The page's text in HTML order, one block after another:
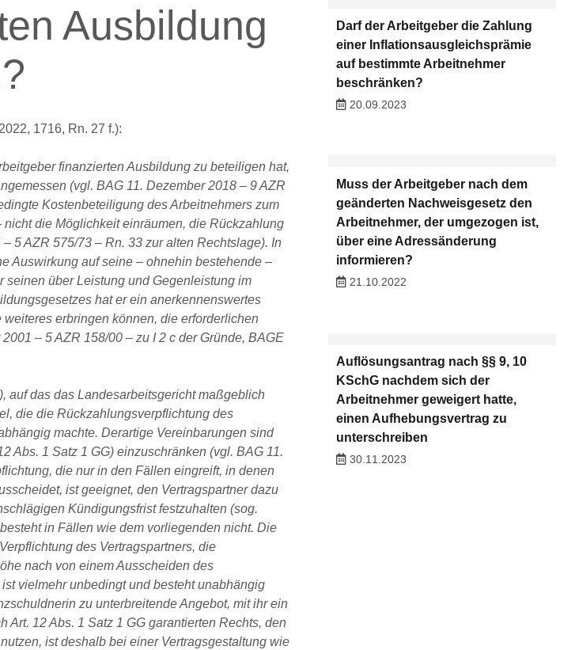
Ausbildung
1716, Rn. 27 f.):
finanzierten Ausbildung zu beteiligen hat,
(vgl. BAG 11. Dezember 2018 – 9 AZR
Kostenbeteiligung des Arbeitnehmers zum
die Möglichkeit einräumen, die Rückzahlung
5 AZR 575/73 – Rn. 33 zur alten Rechtslage). In
Auswirkung auf seine – ohnehin bestehende –
seinen über Leistung und Gegenleistung im
hat er ein anerkennenswertes
erbringen können, die erforderlichen
– 5 AZR 158/00 – zu I 2 c der Gründe, BAGE
auf das das Landesarbeitsgericht maßgeblich
die die Rückzahlungsverpflichtung des
machte. Derartige Vereinbarungen sind
Abs. 1 Satz 1 GG) einzuschränken (vgl. BAG 11.
die nur in den Fällen eingreift, in denen
ist geeignet, den Vertragspartner dazu
Kündigungsfrist festzuhalten (sog.
in Fällen wie dem vorliegenden nicht. Die
des Vertragspartners, die
nach von einem Ausscheiden des
vielmehr unbedingt und besteht unabhängig
zu unterbreitende Angebot, mit ihr ein
12 Abs. 1 Satz 1 GG garantierten Rechts, den
ist deshalb bei einer Vertragsgestaltung wie
Darf der Arbeitgeber die Zahlung
einer Inflationsausgleichsprämie
auf bestimmte Arbeitnehmer
beschränken?
20.09.2023
Muss der Arbeitgeber nach dem
geänderten Nachweisgesetz den
Arbeitnehmer, der umgezogen ist,
über eine Adressänderung
informieren?
21.10.2022
Auflösungsantrag nach §§ 9, 10
KSchG nachdem sich der
Arbeitnehmer geweigert hatte,
einen Aufhebungsvertrag zu
unterschreiben
30.11.2023